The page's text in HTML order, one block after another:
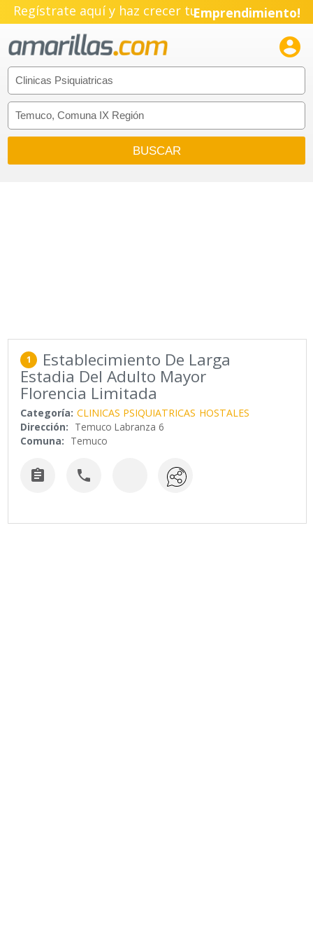
Regístrate aquí y haz crecer tuEmprendimiento!

1 Establecimiento De Larga
Estadia Del Adulto Mayor
Florencia Limitada
Categoría: CLINICAS PSIQUIATRICAS HOSTALES
Dirección: Temuco Labranza 6
Comuna: Temuco
 